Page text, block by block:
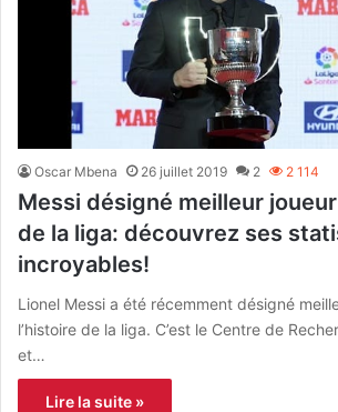
Oscar Mbena 26 juillet 2019 2 2 114
Messi désigné meilleur
de la liga: découvrez ses
incroyables!
Lionel Messi a été récemment désigné
l’histoire de la liga. C’est le Centre de
et…
Lire la suite »